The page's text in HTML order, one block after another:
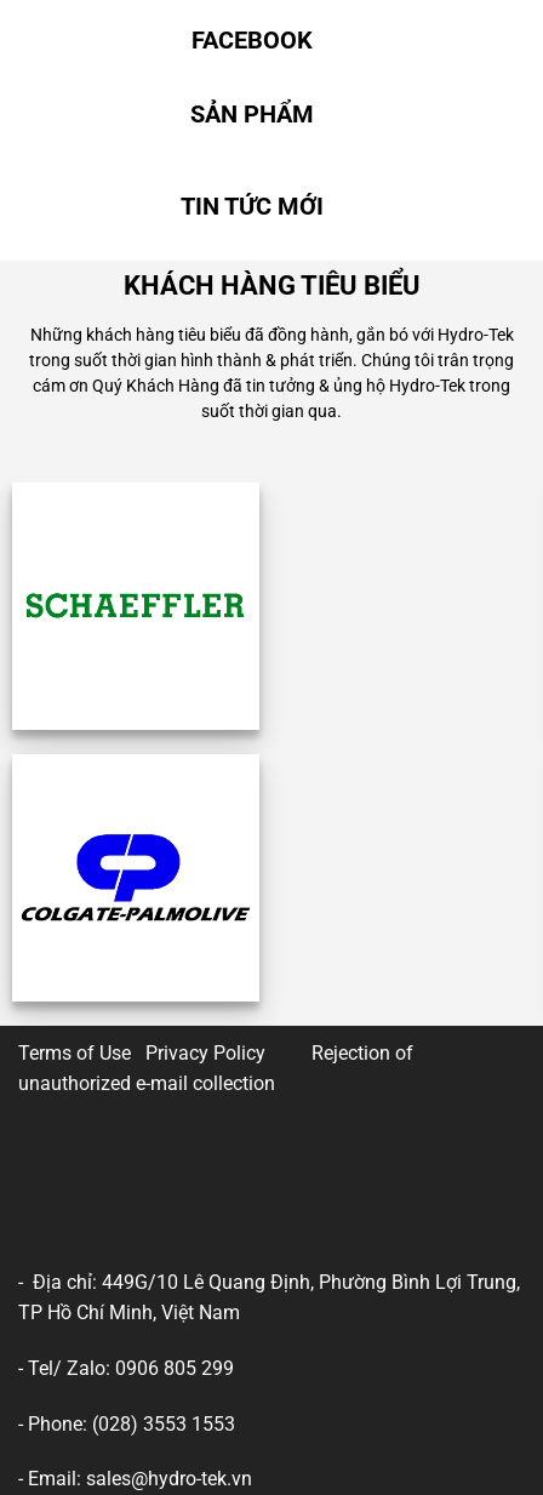
FACEBOOK
SẢN PHẨM
TIN TỨC MỚI
KHÁCH HÀNG TIÊU BIỂU
Những khách hàng tiêu biểu đã đồng hành, gắn bó với Hydro-Tek
trong suốt thời gian hình thành & phát triển. Chúng tôi trân trọng
cám ơn Quý Khách Hàng đã tin tưởng & ủng hộ Hydro-Tek trong
suốt thời gian qua.
Terms of Use Privacy Policy
Rejection of
unauthorized e-mail collection
- Địa chỉ: 449G/10 Lê Quang Định, Phường Bình Lợi Trung,
TP Hồ Chí Minh, Việt Nam
- Tel/ Zalo: 0906 805 299
- Phone: (028) 3553 1553
- Email: sales@hydro-tek.vn